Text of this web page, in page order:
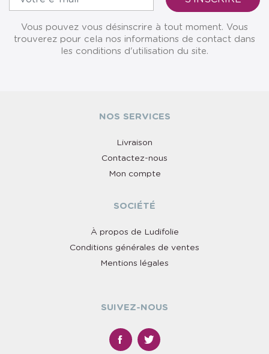
Vous pouvez vous désinscrire à tout moment. Vous
trouverez pour cela nos informations de contact dans
les conditions d'utilisation du site.
NOS SERVICES
Livraison
Contactez-nous
Mon compte
SOCIÉTÉ
À propos de Ludifolie
Conditions générales de ventes
Mentions légales
SUIVEZ-NOUS